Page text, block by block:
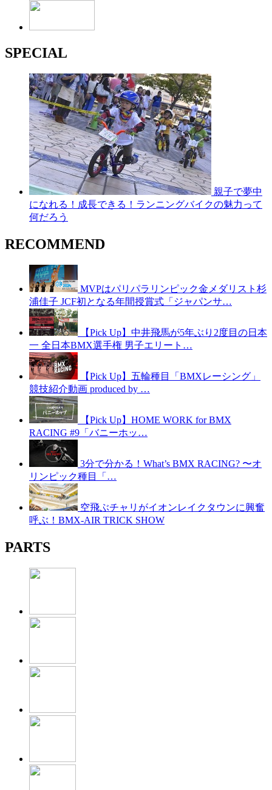
SPECIAL
親子で夢中
になれる！成長できる！ランニングバイクの魅力って
何だろう
RECOMMEND
MVPはパリパラリンピック金メダリスト杉
浦佳子 JCF初となる年間授賞式「ジャパンサ…
【Pick Up】中井飛馬が5年ぶり2度目の日本
一 全日本BMX選手権 男子エリート…
【Pick Up】五輪種目「BMXレーシング」
競技紹介動画 produced by …
【Pick Up】HOME WORK for BMX
RACING #9「バニーホッ…
3分で分かる！What’s BMX RACING? 〜オ
リンピック種目「…
空飛ぶチャリがイオンレイクタウンに興奮
呼ぶ！BMX-AIR TRICK SHOW
PARTS